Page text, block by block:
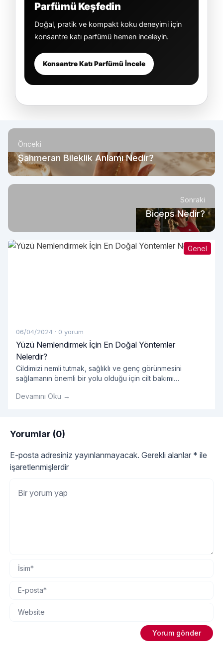
Parfümü Keşfedin
Doğal, pratik ve kompakt koku deneyimi için
konsantre katı parfümü hemen inceleyin.
Konsantre Katı Parfümü İncele
Önceki
Şahmeran Bileklik Anlamı Nedir?
Sonraki
Biceps Nedir?
Genel
06/04/2024 · 0 yorum
Yüzü Nemlendirmek İçin En Doğal Yöntemler
Nelerdir?
Cildimizi nemli tutmak, sağlıklı ve genç görünmesini
sağlamanın önemli bir yolu olduğu için cilt bakımı
pazarlanan kozmetik ürün kimyasal içeriklerle dolu olabilir
Peki, yüzü nemlendirmek için en doğal yöntemler
nelerdir? Su İçmek:
Devamını Oku →
Yorumlar (0)
E-posta adresiniz yayınlanmayacak. Gerekli alanlar * ile
işaretlenmişlerdir